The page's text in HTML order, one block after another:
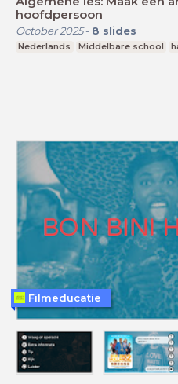
hoofdpersoon
October 2025- 8 slides
Nederlands Middelbare school
Filmeducatie